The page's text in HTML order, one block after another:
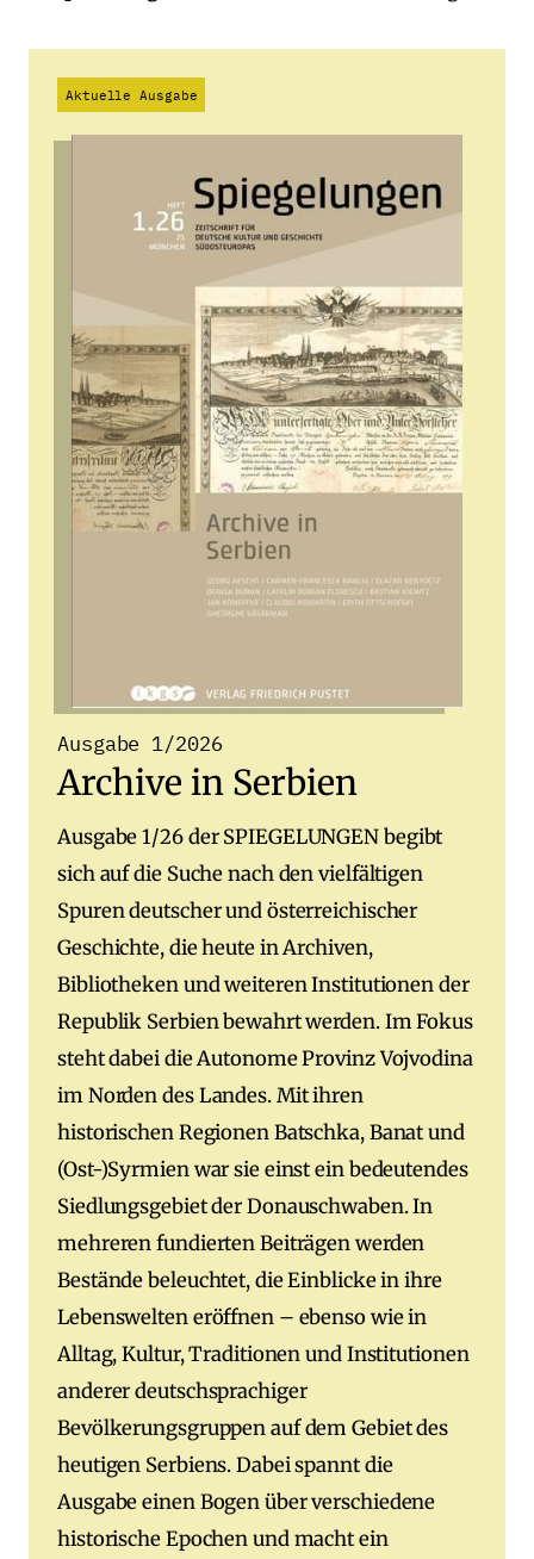
Aktuelle Ausgabe
Ausgabe 1/2026
Archive in Serbien
Ausgabe 1/26 der SPIEGELUNGEN begibt
sich auf die Suche nach den vielfältigen
Spuren deutscher und österreichischer
Geschichte, die heute in Archiven,
Bibliotheken und weiteren Institutionen der
Republik Serbien bewahrt werden. Im Fokus
steht dabei die Autonome Provinz Vojvodina
im Norden des Landes. Mit ihren
historischen Regionen Batschka, Banat und
(Ost-)Syrmien war sie einst ein bedeutendes
Siedlungsgebiet der Donauschwaben. In
mehreren fundierten Beiträgen werden
Bestände beleuchtet, die Einblicke in ihre
Lebenswelten eröffnen – ebenso wie in
Alltag, Kultur, Traditionen und Institutionen
anderer deutschsprachiger
Bevölkerungsgruppen auf dem Gebiet des
heutigen Serbiens. Dabei spannt die
Ausgabe einen Bogen über verschiedene
historische Epochen und macht ein